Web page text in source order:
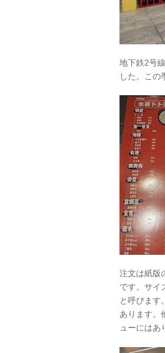
地下鉄2号
した。この
注文は紙版
です。サイ
と呼びます
あります。
ューにはあ